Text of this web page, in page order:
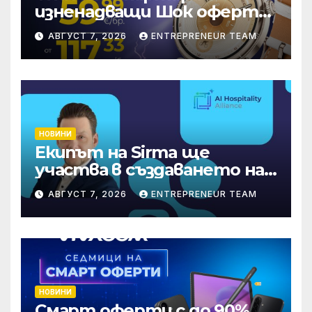
изненадващи Шок оферти
през август онлайн
АВГУСТ 7, 2026 ENTREPRENEUR TEAM
НОВИНИ
Екипът на Sirma ще
участва в създаването на
международните
стандарти за навлизане на
изкуствен интелект в
хотелиерството
АВГУСТ 7, 2026 ENTREPRENEUR TEAM
НОВИНИ